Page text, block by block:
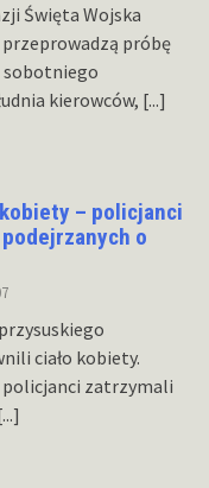
Święta Wojska
próbę
sobotniego
kierowców, [...]
– policjanci
o
ciało kobiety.
policjanci zatrzymali